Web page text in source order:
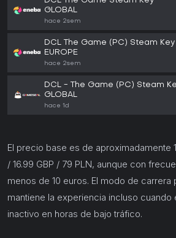
GLOBAL
hace 2sem
DCL The Game (PC) Steam Key
EUROPE
hace 2sem
DCL - The Game (PC) Steam
GLOBAL
hace 1d
El precio base es de aproximadamente
/ 16.99 GBP / 79 PLN, aunque con
menos de 10 euros. El modo de carrera
mantiene la experiencia incluso cuando
inactivo en horas de bajo tráfico.